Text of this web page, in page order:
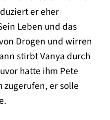
er eher
Leben und das
Drogen und wirren
stirbt Vanya durch
hatte ihm Pete
zugerufen, er solle